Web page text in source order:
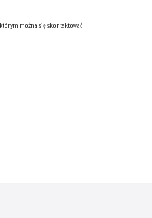
którym można się skontaktować